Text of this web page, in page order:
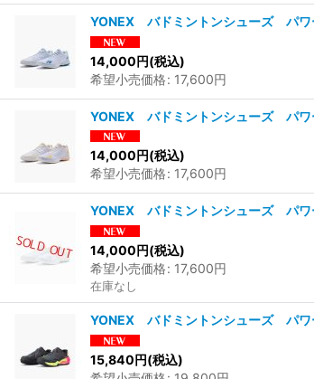
YONEX バドミントンシューズ パワ
14,000円(税込)
希望小売価格: 17,600円
YONEX バドミントンシューズ パワ
14,000円(税込)
希望小売価格: 17,600円
YONEX バドミントンシューズ パワ
14,000円(税込)
希望小売価格: 17,600円
在庫なし
YONEX バドミントンシューズ パワ
15,840円(税込)